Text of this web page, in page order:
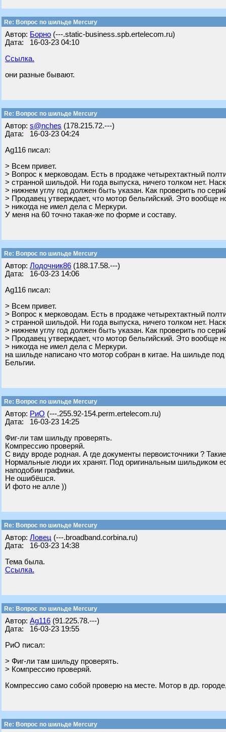
Re: Вопрос по шильде Mercury
Автор: Борно (---.static-business.spb.ertelecom.ru)
Дата: 16-03-23 04:10
Ссылка.
они разные бывают.
Re: Вопрос по шильде Mercury
Автор: s@nches (178.215.72.---)
Дата: 16-03-23 04:24
Ag116 писал:
> Всем привет.
> Вопрос к мерководам. Есть в продаже четырехтактный
> странной шильдой. Ни года выпуска, ничего толком нет.
> нижнем углу год должен быть указан. Как проверить по
> Продавец утверждает, что мотор бельгийский. Это вообще
> никогда не имел дела с Меркури.
У меня на 60 точно такая-же по форме и составу.
Re: Вопрос по шильде Mercury
Автор: Лодочник86 (188.17.58.---)
Дата: 16-03-23 14:06
Ag116 писал:
> Всем привет.
> Вопрос к мерководам. Есть в продаже четырехтактный
> странной шильдой. Ни года выпуска, ничего толком нет.
> нижнем углу год должен быть указан. Как проверить по
> Продавец утверждает, что мотор бельгийский. Это вообще
> никогда не имел дела с Меркури.
на шильде написано что мотор собран в китае. На шильде
Бельгии.
Re: Вопрос по шильде Mercury
Автор: РиО (---.255.92-154.perm.ertelecom.ru)
Дата: 16-03-23 14:25
Фиг-ли там шильду проверять.
Компрессию проверяй.
С виду вроде родная. А где документы первоисточники ?
Нормальные люди их хранят. Под оригинальным шильдиком
наподобии графики.
Не ошибёшся.
И фото не алле ))
Re: Вопрос по шильде Mercury
Автор: Ловец (---.broadband.corbina.ru)
Дата: 16-03-23 14:38
Тема была.
Ссылка.
Re: Вопрос по шильде Mercury
Автор: Ag116 (91.225.78.---)
Дата: 16-03-23 19:55
РиО писал:
> Фиг-ли там шильду проверять.
> Компрессию проверяй.
Компрессию само собой проверю на месте. Мотор в др.
Re: Вопрос по шильде Mercury